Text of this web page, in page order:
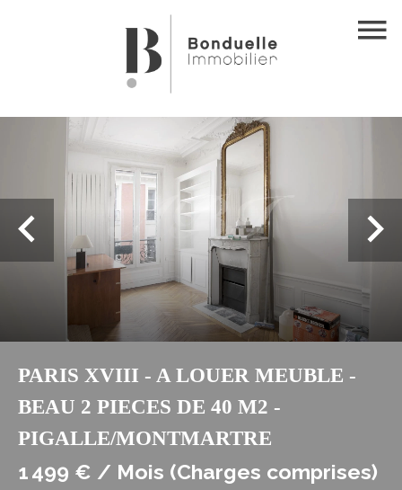
PARIS XVIII - A LOUER MEUBLE -
BEAU 2 PIECES DE 40 M2 -
PIGALLE/MONTMARTRE
1 499 € / Mois (Charges comprises)